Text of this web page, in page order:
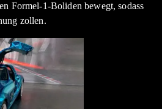
Formel-1-Boliden bewegt, sodass
zollen.